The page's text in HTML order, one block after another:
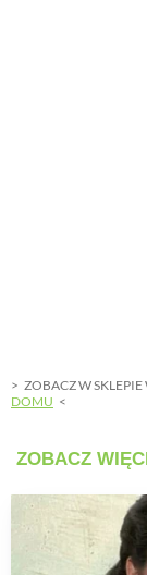
ZOBACZ W SKLEPIE
DOMU